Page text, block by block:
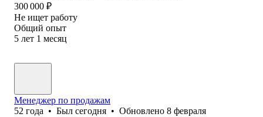
300 000 ₽
Не ищет работу
Общий опыт
5 лет 1 месяц
Менеджер по продажам
52 года • Был сегодня • Обновлено 8 февраля